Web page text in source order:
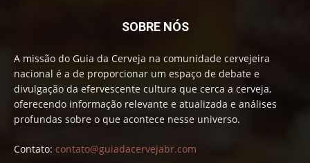
SOBRE NÓS
A missão do Guia da Cerveja na comunidade cervejeira
nacional é a de proporcionar um espaço de debate e
divulgação da efervescente cultura que cerca a cerveja,
oferecendo informação relevante e atualizada e análises
profundas sobre o que acontece nesse universo.
Contato: contato@guiadacervejabr.com